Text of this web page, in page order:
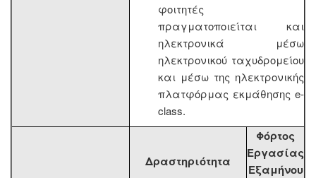
φοιτητές
πραγματοποιείται και
ηλεκτρονικά μέσω
ηλεκτρονικού ταχυδρομείου
και μέσω της ηλεκτρονικής
πλατφόρμας εκμάθησης e-
class.
Δραστηριότητα
Φόρτος
Εργασίας
Εξαμήνου